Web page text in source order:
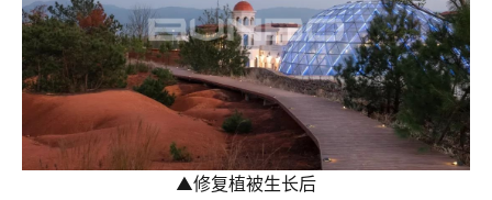
▲修复植被生长后